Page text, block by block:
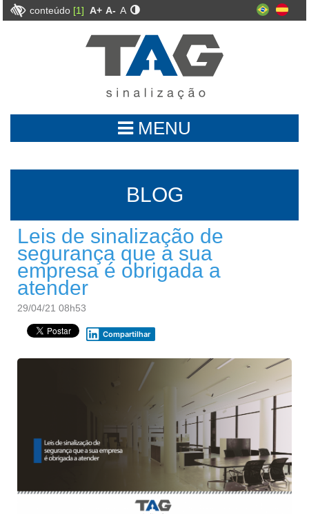
conteúdo [1] A+ A- A
MENU
BLOG
Leis de sinalização de
segurança que a sua
empresa é obrigada a
atender
29/04/21 08h53
Compartilhar